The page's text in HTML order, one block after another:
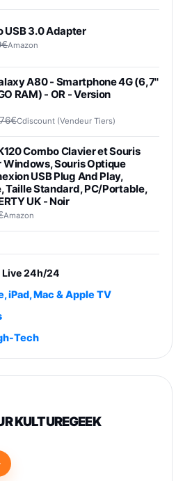
USB 3.0 Adapter
Amazon
A80 - Smartphone 4G (6,7''
RAM) - OR - Version
Cdiscount (Vendeur Tiers)
Combo Clavier et Souris
Windows, Souris Optique
USB Plug And Play,
Taille Standard, PC/Portable,
UK - Noir
Amazon
direct 3 vitesses (33-45-78
pre-ampli intégré et port USB
Galaxy S26 Ultra
Fnac (Vendeur Tiers)
SAMSUNG Galaxy S26+ Violet
Live 24h/24
iPad, Mac & Apple TV
Tech
KULTUREGEEK